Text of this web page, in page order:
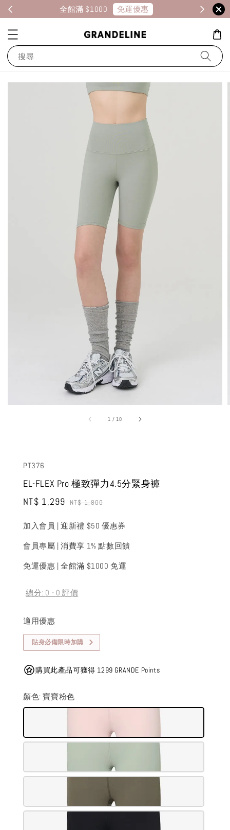
全館滿 $1000 免運優惠 消
搜尋
1 / 10
PT376
EL-FLEX Pro 極致彈力4.5分緊身褲
Sale
NT$ 1,299 Regular
NT$ 1,800
加入會員 | 迎新禮 $50 優惠券
會員專屬 | 消費享 1% 點數回饋
免運優惠 | 全館滿 $1000 免運
總分: 0 - 0 評價
適用優惠
貼身必備限時加購
購買此產品可獲得 1299 GRANDE Points
顏色: 寶寶粉色